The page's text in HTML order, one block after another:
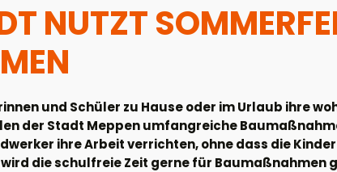
NUTZT
und Schüler zu Hause oder im Urlaub ihre
der Stadt Meppen umfangreiche
ihre Arbeit verrichten, ohne dass die
die schulfreie Zeit gerne für Baumaßnahmen